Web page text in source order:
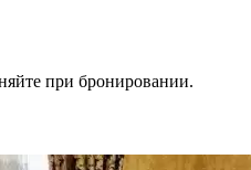
при бронировании.